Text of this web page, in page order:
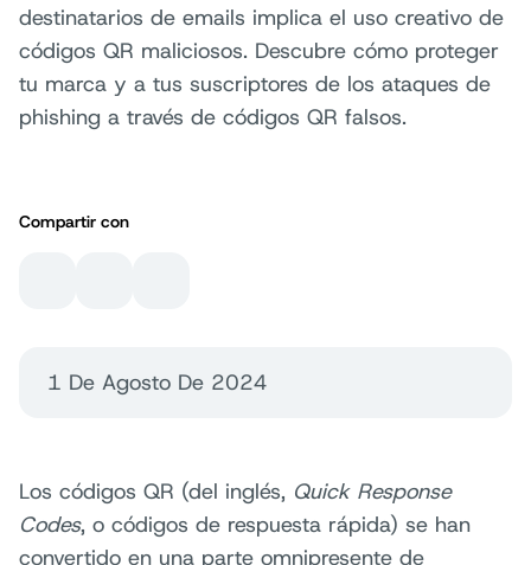
destinatarios de emails implica el uso creativo de
códigos QR maliciosos. Descubre cómo proteger
tu marca y a tus suscriptores de los ataques de
phishing a través de códigos QR falsos.
Compartir con
1 De Agosto De 2024
Los códigos QR (del inglés, Quick Response
Codes, o códigos de respuesta rápida) se han
convertido en una parte omnipresente de